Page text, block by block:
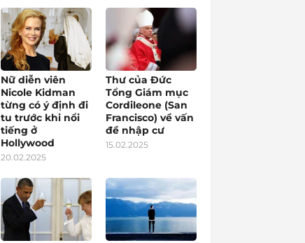
Nữ diễn viên
Nicole Kidman
từng có ý định đi
tu trước khi nổi
tiếng ở
Hollywood
20.02.2025
Thư của Đức
Tổng Giám mục
Cordileone (San
Francisco) về vấn
đề nhập cư
15.02.2025